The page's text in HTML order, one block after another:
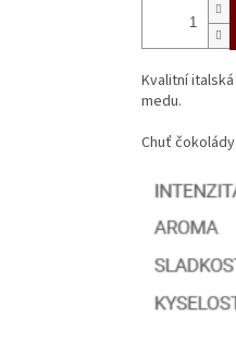
Kvalitní
medu.
Chuť